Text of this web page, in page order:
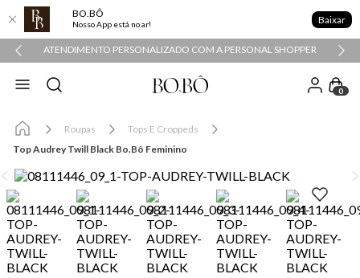
BO.BÔ
Nosso App está no ar! Baixar
ATENDIMENTO PERSONALIZADO COM A PERSONAL SHOPPER
0
Roupas
Tops E Croppeds
Top Audrey Twill Black Bo.Bô Feminino